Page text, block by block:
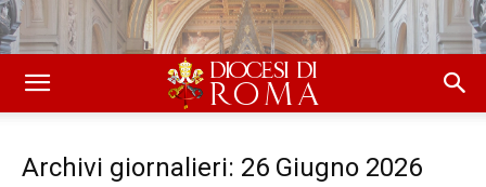
Archivi giornalieri: 26 Giugno 2026